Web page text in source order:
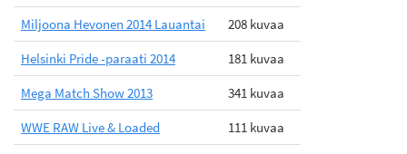
Miljoona Hevonen 2014 Lauantai
208 kuvaa
Helsinki Pride -paraati 2014
181 kuvaa
Mega Match Show 2013
341 kuvaa
WWE RAW Live & Loaded
111 kuvaa